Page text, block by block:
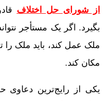
از شورای حل اختلاف
بگیرد. اگر یک مستأجر
ملک عمل کند، باید ملک را
مکان کند.
یکی از رایج‌ترین دعاوی